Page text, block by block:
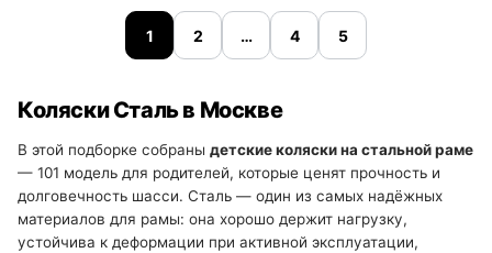
1 2 … 4 5
Коляски Сталь в Москве
В этой подборке собраны детские коляски на стальной раме
— 101 модель для родителей, которые ценят прочность и
долговечность шасси. Сталь — один из самых надёжных
материалов для рамы: она хорошо держит нагрузку,
устойчива к деформации при активной эксплуатации,